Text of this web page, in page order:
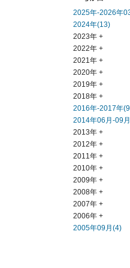
2025年-2026年
2024年(13)
2023年 +
2022年 +
2021年 +
2020年 +
2019年 +
2018年 +
2016年-2017年
2014年06月-09
2013年 +
2012年 +
2011年 +
2010年 +
2009年 +
2008年 +
2007年 +
2006年 +
2005年09月(4)